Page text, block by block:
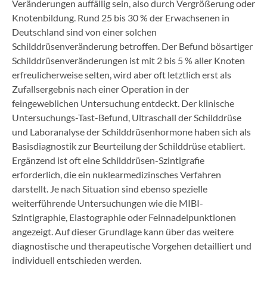
Veränderungen auffällig sein, also durch Vergrößerung oder
Knotenbildung. Rund 25 bis 30 % der Erwachsenen in
Deutschland sind von einer solchen
Schilddrüsenveränderung betroffen. Der Befund bösartiger
Schilddrüsenveränderungen ist mit 2 bis 5 % aller Knoten
erfreulicherweise selten, wird aber oft letztlich erst als
Zufallsergebnis nach einer Operation in der
feingeweblichen Untersuchung entdeckt. Der klinische
Untersuchungs-Tast-Befund, Ultraschall der Schilddrüse
und Laboranalyse der Schilddrüsenhormone haben sich als
Basisdiagnostik zur Beurteilung der Schilddrüse etabliert.
Ergänzend ist oft eine Schilddrüsen-Szintigrafie
erforderlich, die ein nuklearmedizinsches Verfahren
darstellt. Je nach Situation sind ebenso spezielle
weiterführende Untersuchungen wie die MIBI-
Szintigraphie, Elastographie oder Feinnadelpunktionen
angezeigt. Auf dieser Grundlage kann über das weitere
diagnostische und therapeutische Vorgehen detailliert und
individuell entschieden werden.